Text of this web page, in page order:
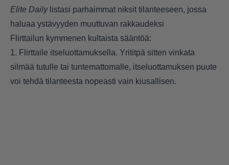
Elite Dailylistasi parhaimmat niksit tilanteeseen, jossa
haluaa ystävyyden muuttuvan rakkaudeksi
Flirttailun kymmenen kultaista sääntöä:
1. Flirttaile itseluottamuksella. Yrititpä sitten vinkata
silmää tutulle tai tuntemattomalle, itseluottamuksen puute
voi tehdä tilanteesta nopeasti vain kiusallisen.